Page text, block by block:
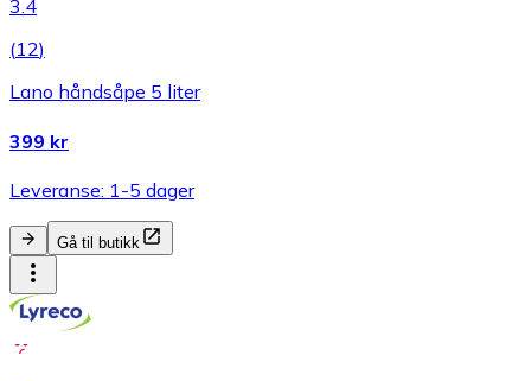
3.4
(12)
Lano håndsåpe 5 liter
399 kr
Leveranse: 1-5 dager
Gå til butikk